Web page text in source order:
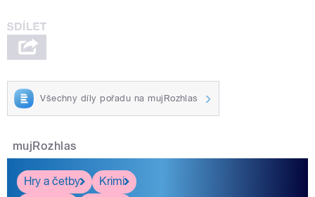
Všechny díly pořadu na mujRozhlas
mujRozhlas
Hry a četby
Krimi